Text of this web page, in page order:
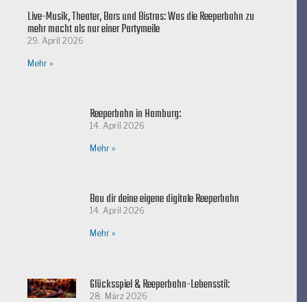
Live-Musik, Theater, Bars und Bistros: Was die Reeperbahn zu
mehr macht als nur einer Partymeile
29. April 2026
Mehr »
Reeperbahn in Hamburg:
14. April 2026
Mehr »
Bau dir deine eigene digitale Reeperbahn
14. April 2026
Mehr »
Glücksspiel & Reeperbahn-Lebensstil:
28. März 2026